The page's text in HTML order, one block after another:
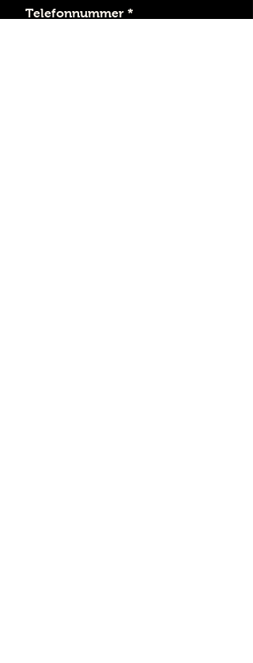
Telefonnummer